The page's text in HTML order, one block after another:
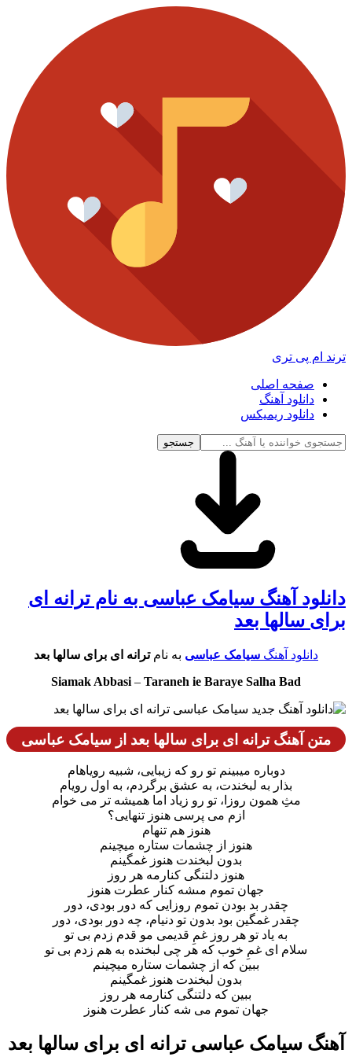
ترند ام پی تری
صفحه اصلی
دانلود آهنگ
دانلود ریمیکس
جستجو
دانلود آهنگ سیامک عباسی به نام ترانه ای
برای سالها بعد
دانلود آهنگ سیامک عباسی به نامترانه ای برای سالها بعد
Siamak Abbasi – Taraneh ie Baraye Salha Bad
متن آهنگ ترانه ای برای سالها بعد از سیامک عباسی
دوباره میبینم تو رو که زیبایى، شبیه رویاهام
بذار به لبخندت، به عشق برگردم، به اول رویام
مثِ همون روزا، تو رو زیاد اما همیشه تر مى خوام
ازم مى پرسى هنوز تنهایى؟
هنوز هم تنهام
هنوز از چشمات ستاره میچینم
بدون لبخندت هنوز غمگینم
هنوز دلتنگى کنارمه هر روز
جهان تموم مىشه کنار عطرت هنوز
چقدر بد بودن تموم روزایى که دور بودى، دور
چقدر غمگین بود بدون تو دنیام، چه دور بودى، دور
به یاد تو هر روز غمِ قدیمى مو قدم زدم بى تو
سلام اى غمِ خوب که هر چى لبخنده به هم زدم بى تو
ببین که از چشمات ستاره میچینم
بدون لبخندت هنوز غمگینم
ببین که دلتنگى کنارمه هر روز
جهان تموم مى شه کنار عطرت هنوز
آهنگ سیامک عباسی ترانه ای برای سالها بعد